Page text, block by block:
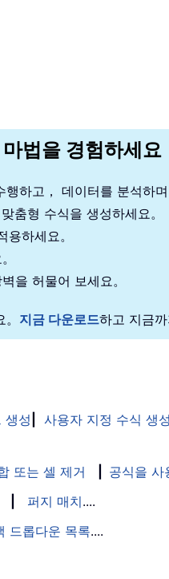
법을 경험하세요
하고， 데이터를 분석하
춤형 수식을 생성하세요。
하세요。
을 허물어 보세요。
지금 다운로드하고 지금
생성 사용자 지정 수식 생성
또는 셀 제거 공식을 사
퍼지 매치....
드롭다운 목록....